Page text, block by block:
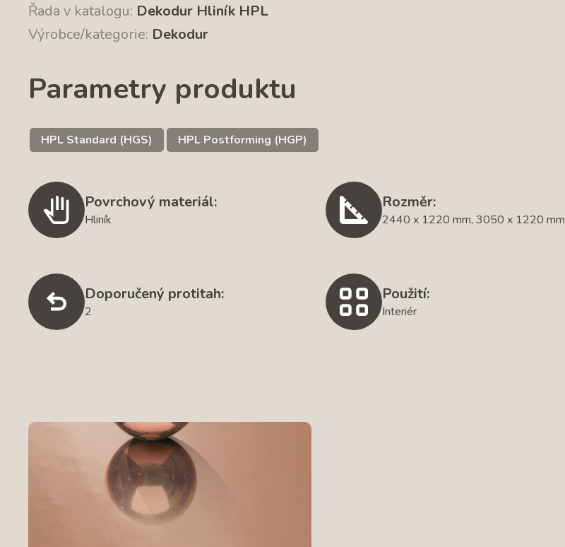
Řada v katalogu: Dekodur Hliník HPL
Výrobce/kategorie: Dekodur
Parametry produktu
HPL Standard (HGS) HPL Postforming (HGP)
Povrchový materiál:
Hliník
Rozměr:
2440 x 1220 mm, 3050 x 1220 mm
Doporučený protitah:
2
Použití:
Interiér